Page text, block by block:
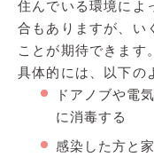
住んでいる環境によ
合もありますが、い
ことが期待できます。
具体的には、以下の
ドアノブや電
に消毒する
感染した方と